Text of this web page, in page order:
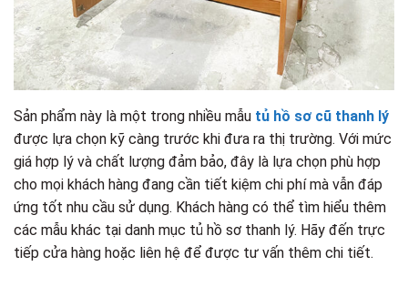
Sản phẩm này là một trong nhiều mẫu tủ hồ sơ cũ thanh lý
được lựa chọn kỹ càng trước khi đưa ra thị trường. Với mức
giá hợp lý và chất lượng đảm bảo, đây là lựa chọn phù hợp
cho mọi khách hàng đang cần tiết kiệm chi phí mà vẫn đáp
ứng tốt nhu cầu sử dụng. Khách hàng có thể tìm hiểu thêm
các mẫu khác tại danh mục tủ hồ sơ thanh lý. Hãy đến trực
tiếp cửa hàng hoặc liên hệ để được tư vấn thêm chi tiết.